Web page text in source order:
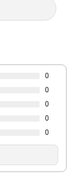
0
0
0
0
0